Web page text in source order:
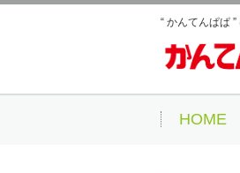
“ かんてんぱぱ
HOME